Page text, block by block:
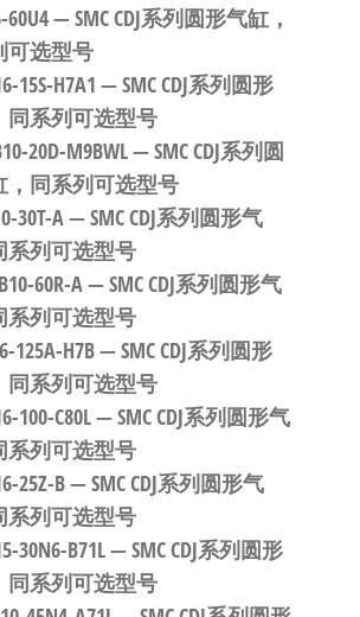
60U4— SMC CDJ系列圆形气缸，
可选型号
15S-H7A1 — SMC CDJ系列圆形
同系列可选型号
20D-M9BWL— SMC CDJ系列圆
，同系列可选型号
30T-A— SMC CDJ系列圆形气
系列可选型号
60R-A— SMC CDJ系列圆形气
系列可选型号
125A-H7B— SMC CDJ系列圆形
同系列可选型号
100-C80L— SMC CDJ系列圆形气
系列可选型号
25Z-B— SMC CDJ系列圆形气
系列可选型号
30N6-B71L— SMC CDJ系列圆形
同系列可选型号